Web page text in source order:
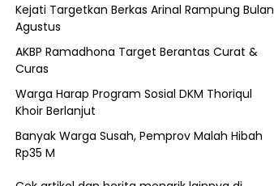
Kejati Targetkan Berkas Arinal Rampung Bulan
Agustus
AKBP Ramadhona Target Berantas Curat &
Curas
Warga Harap Program Sosial DKM Thoriqul
Khoir Berlanjut
Banyak Warga Susah, Pemprov Malah Hibah
Rp35 M